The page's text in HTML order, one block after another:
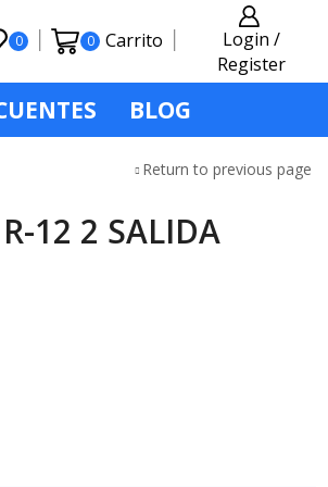
0 0 Carrito
Login /
Register
BLOG
Return to previous page
12 2 SALIDA